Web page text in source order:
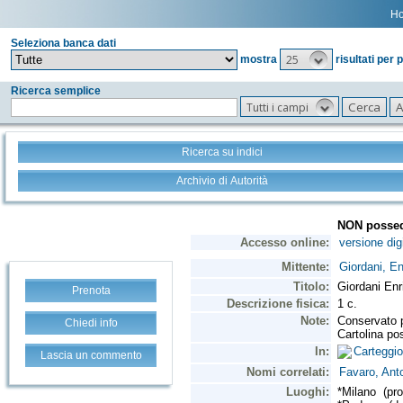
Seleziona banca dati
mostra
25 risultati per
Ricerca semplice
Tutti i campi
Ricerca su indici
Archivio di Autorità
Prenota
Chiedi info
Lascia un commento